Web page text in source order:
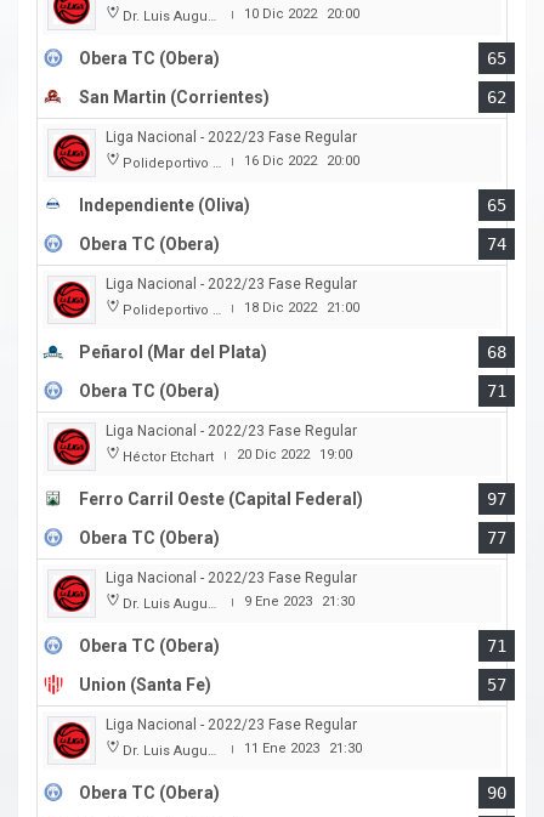
Dr. Luis Augusto Derna | 10 Dic 2022 20:00
Obera TC (Obera)
65
San Martin (Corrientes)
62
Liga Nacional - 2022/23 Fase Regular
Polideportivo Independiente | 16 Dic 2022 20:00
Independiente (Oliva)
65
Obera TC (Obera)
74
Liga Nacional - 2022/23 Fase Regular
Polideportivo Islas Malvinas | 18 Dic 2022 21:00
Peñarol (Mar del Plata)
68
Obera TC (Obera)
71
Liga Nacional - 2022/23 Fase Regular
Héctor Etchart | 20 Dic 2022 19:00
Ferro Carril Oeste (Capital Federal)
97
Obera TC (Obera)
77
Liga Nacional - 2022/23 Fase Regular
Dr. Luis Augusto Derna | 9 Ene 2023 21:30
Obera TC (Obera)
71
Union (Santa Fe)
57
Liga Nacional - 2022/23 Fase Regular
Dr. Luis Augusto Derna | 11 Ene 2023 21:30
Obera TC (Obera)
90